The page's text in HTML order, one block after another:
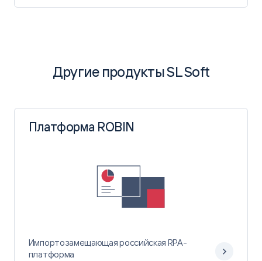
Другие продукты SL Soft
Платформа ROBIN
Импортозамещающая российская RPA-
платформа